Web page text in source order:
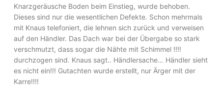
Knarzgeräusche Boden beim Einstieg, wurde behoben.
Dieses sind nur die wesentlichen Defekte. Schon mehrmals
mit Knaus telefoniert, die lehnen sich zurück und verweisen
auf den Händler. Das Dach war bei der Übergabe so stark
verschmutzt, dass sogar die Nähte mit Schimmel !!!!
durchzogen sind. Knaus sagt.. Händlersache… Händler sieht
es nicht ein!!! Gutachten wurde erstellt, nur Ärger mit der
Karre!!!!